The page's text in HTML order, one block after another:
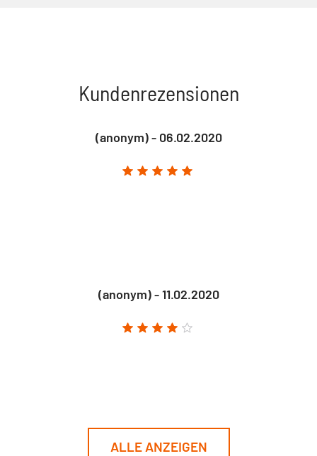
Kundenrezensionen
(anonym) - 06.02.2020
(anonym) - 11.02.2020
ALLE ANZEIGEN